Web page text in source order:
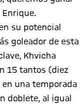
su potencial
goleador de esta
Khvicha
15 tantos (diez
una temporada
doblete, al igual